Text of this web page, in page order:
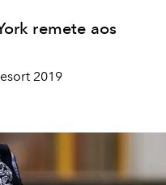
remete aos
2019